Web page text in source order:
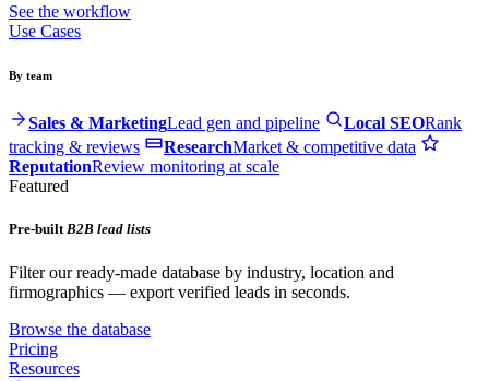
See the workflow
Use Cases
By team
Sales & MarketingLead gen and pipeline Local SEORank
tracking & reviews
ResearchMarket & competitive data
ReputationReview monitoring at scale
Featured
Pre-builtB2B lead lists
Filter our ready-made database by industry, location and
firmographics — export verified leads in seconds.
Browse the database
Pricing
Resources